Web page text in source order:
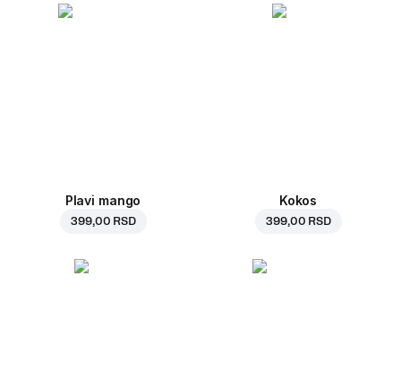
Plavi mango
399,00 RSD
Kokos
399,00 RSD